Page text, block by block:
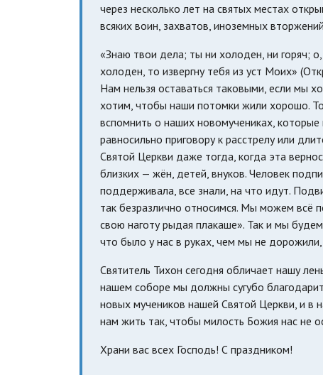
через несколько лет на святых местах
всяких воин, захватов, иноземных
«Знаю твои дела; ты ни холоден, ни горяч;
холоден, то извергну тебя из уст Моих»
Нам нельзя оставаться таковыми, если мы
хотим, чтобы наши потомки жили хорошо.
вспомнить о наших новомучениках,
равносильно приговору к расстрелу или
Святой Церкви даже тогда, когда эта
близких — жён, детей, внуков. Человек
поддерживала, все знали, на что идут.
так безразлично относимся. Мы можем всё
свою наготу рыдая плакаше». Так и мы
что было у нас в руках, чем мы не
Святитель Тихон сегодня обличает нашу
нашем соборе мы должны сугубо
новых мучеников нашей Святой Церкви, и в
нам жить так, чтобы милость Божия нас не
Храни вас всех Господь! С праздником!